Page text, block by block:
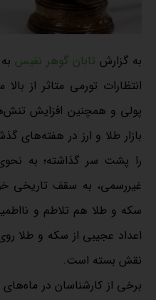
به گزارش تابان گوهر نفیس
انتظارات تورمی متاثر از
پولی و همچنین افزایش
بازار طلا و ارز در هفته‌های
را پشت سر گذاشته؛ به نحوی
غیررسمی، به سقف تاریخی
سکه و طلا هم تلاطم و
اعداد عجیبی از سکه و طلا
نقش بسته است.
برخی از کارشناسان در